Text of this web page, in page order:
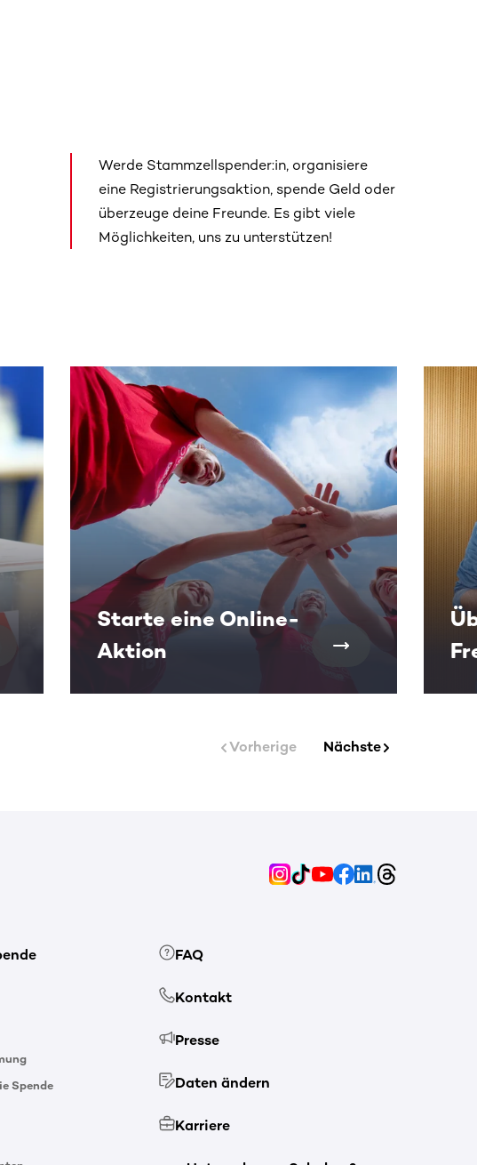
Werde Stammzellspender:in, organisiere
eine Registrierungsaktion, spende Geld oder
überzeuge deine Freunde. Es gibt viele
Möglichkeiten, uns zu unterstützen!
Inhalte zu sehen.
Starte eine Online-
Aktion
Vorherige Nächste
Spende
FAQ
Kontakt
Presse
Daten ändern
Karriere